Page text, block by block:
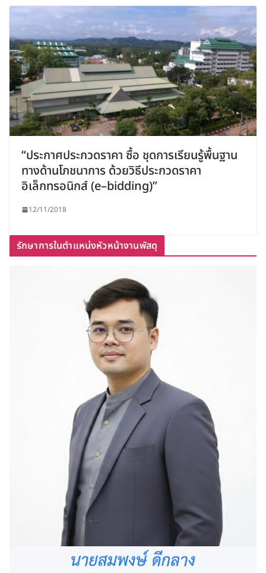
“ประกาศประกวดราคา ซื้อ ชุดการเรียนรู้พื้นฐาน
ทางด้านโภชนาการ ด้วยวิธีประกวดราคา
อิเล็กทรอนิกส์ (e–bidding)”
12/11/2018
รักษาการในตำแหน่งหัวหน้างานพัสดุ